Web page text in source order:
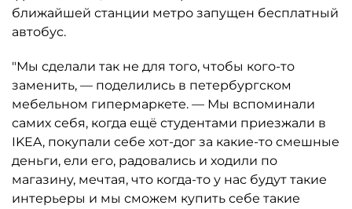
ближайшей станции метро запущен бесплатный
автобус.
"Мы сделали так не для того, чтобы кого-то
заменить, — поделились в петербургском
мебельном гипермаркете. — Мы вспоминали
самих себя, когда ещё студентами приезжали в
IKEA, покупали себе хот-дог за какие-то смешные
деньги, ели его, радовались и ходили по
магазину, мечтая, что когда-то у нас будут такие
интерьеры и мы сможем купить себе такие